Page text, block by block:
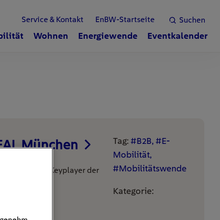
Suchen
Service & Kontakt EnBW-Startseite
Wohnen Energiewende Eventkalender
München
sich die Keyplayer der
Tag: #B2B, #E-
Mobilität,
#Mobilitätswende
Kategorie: